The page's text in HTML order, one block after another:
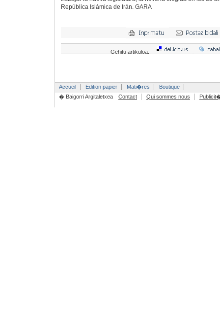
República Islámica de Irán. GARA
Gehitu artikuloa:
Accueil Edition papier Mati�res
Boutique
� Baigorri Argitaletxea
Contact Qui sommes nous